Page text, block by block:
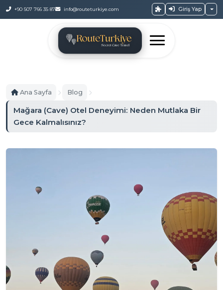
+90 507 766 35 87 info@routeturkiye.com Giriş Yap
Ana Sayfa Blog
Mağara (Cave) Otel Deneyimi: Neden Mutlaka Bir
Gece Kalmalısınız?